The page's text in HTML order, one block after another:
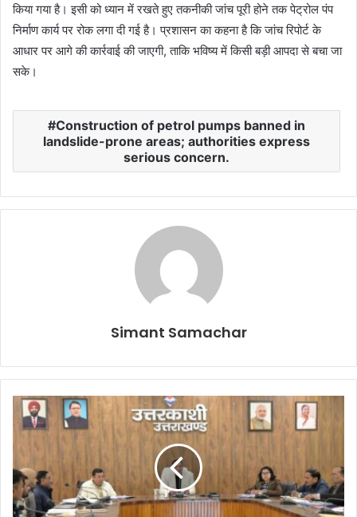
किया गया है। इसी को ध्यान में रखते हुए तकनीकी जांच पूरी होने तक पेट्रोल पंप
निर्माण कार्य पर रोक लगा दी गई है। प्रशासन का कहना है कि जांच रिपोर्ट के
आधार पर आगे की कार्रवाई की जाएगी, ताकि भविष्य में किसी बड़ी आपदा से बचा जा
सके।
Construction of petrol pumps banned in
landslide-prone areas; authorities express
serious concern.
Simant Samachar